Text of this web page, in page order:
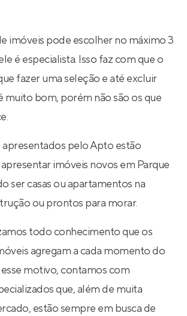
imóveis pode escolher no máximo 3
é especialista. Isso faz com que o
fazer uma seleção e até excluir
muito bom, porém não são os que
apresentados pelo Apto estão
imóveis novos em Parque
ser casas ou apartamentos na
ou prontos para morar.
todo conhecimento que os
agregam a cada momento do
motivo, contamos com
que, além de muita
estão sempre em busca de